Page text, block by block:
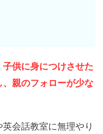
子供に身につけさせた
親のフォローが少な
会話教室に無理やり